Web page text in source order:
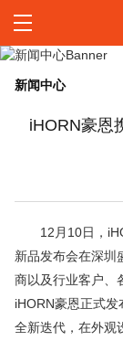
新闻中心
iHORN豪恩
12月10日，
新品发布会在深圳
商以及行业客户、
iHORN豪恩正式
全新迭代，在外观